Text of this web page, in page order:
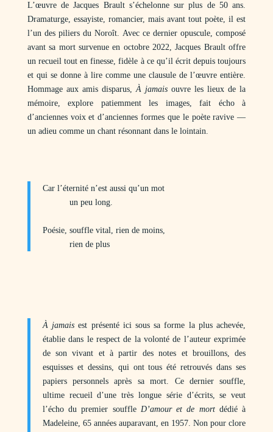
L’œuvre de Jacques Brault s’échelonne sur plus de 50 ans.
Dramaturge, essayiste, romancier, mais avant tout poète, il est
l’un des piliers du Noroît. Avec ce dernier opuscule, composé
avant sa mort survenue en octobre 2022, Jacques Brault offre
un recueil tout en finesse, fidèle à ce qu’il écrit depuis toujours
et qui se donne à lire comme une clausule de l’œuvre entière.
Hommage aux amis disparus,À jamaisouvre les lieux de la
mémoire, explore patiemment les images, fait écho à
d’anciennes voix et d’anciennes formes que le poète ravive —
un adieu comme un chant résonnant dans le lointain.
Car l’éternité n’est aussi qu’un mot
un peu long.
Poésie, souffle vital, rien de moins,
rien de plus
À jamais est présenté ici sous sa forme la plus achevée,
établie dans le respect de la volonté de l’auteur exprimée
de son vivant et à partir des notes et brouillons, des
esquisses et dessins, qui ont tous été retrouvés dans ses
papiers personnels après sa mort. Ce dernier souffle,
ultime recueil d’une très longue série d’écrits, se veut
l’écho du premier souffle D’amour et de mortdédié à
Madeleine, 65 années auparavant, en 1957. Non pour clore